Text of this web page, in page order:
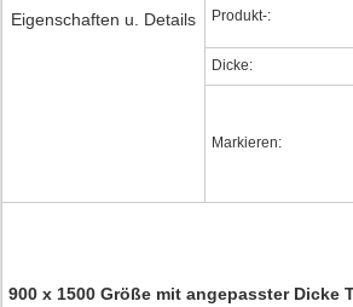
Eigenschaften u. Details Produkt-:
Dicke:
Markieren:
900 x 1500 Größe mit angepasster Dicke